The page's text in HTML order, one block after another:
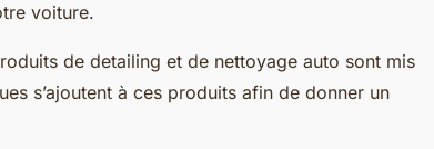
voiture.
de detailing et de nettoyage auto sont mis
s’ajoutent à ces produits afin de donner un